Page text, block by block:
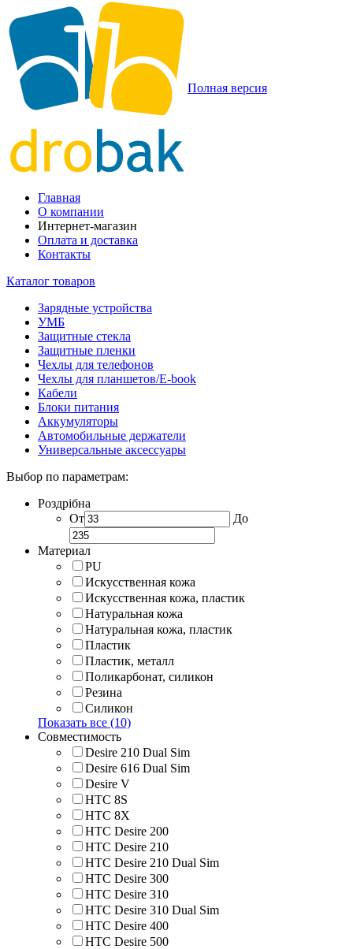
Полная версия
Главная
О компании
Интернет-магазин
Оплата и доставка
Контакты
Каталог товаров
Зарядные устройства
УМБ
Защитные стекла
Защитные пленки
Чехлы для телефонов
Чехлы для планшетов/E-book
Кабели
Блоки питания
Аккумуляторы
Автомобильные держатели
Универсальные аксессуары
Выбор по параметрам:
Роздрібна
От
До
Материал
PU
Искусственная кожа
Искусственная кожа, пластик
Натуральная кожа
Натуральная кожа, пластик
Пластик
Пластик, металл
Поликарбонат, силикон
Резина
Силикон
Показать все (10)
Совместимость
Desire 210 Dual Sim
Desire 616 Dual Sim
Desire V
HTC 8S
HTC 8Х
HTC Desire 200
HTC Desire 210
HTC Desire 210 Dual Sim
HTC Desire 300
HTC Desire 310
HTC Desire 310 Dual Sim
HTC Desire 400
HTC Desire 500